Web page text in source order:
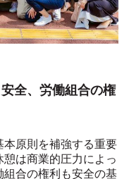
全、労働組合の権
原則を補強する重要
は商業的圧力によっ
合の権利も安全の基